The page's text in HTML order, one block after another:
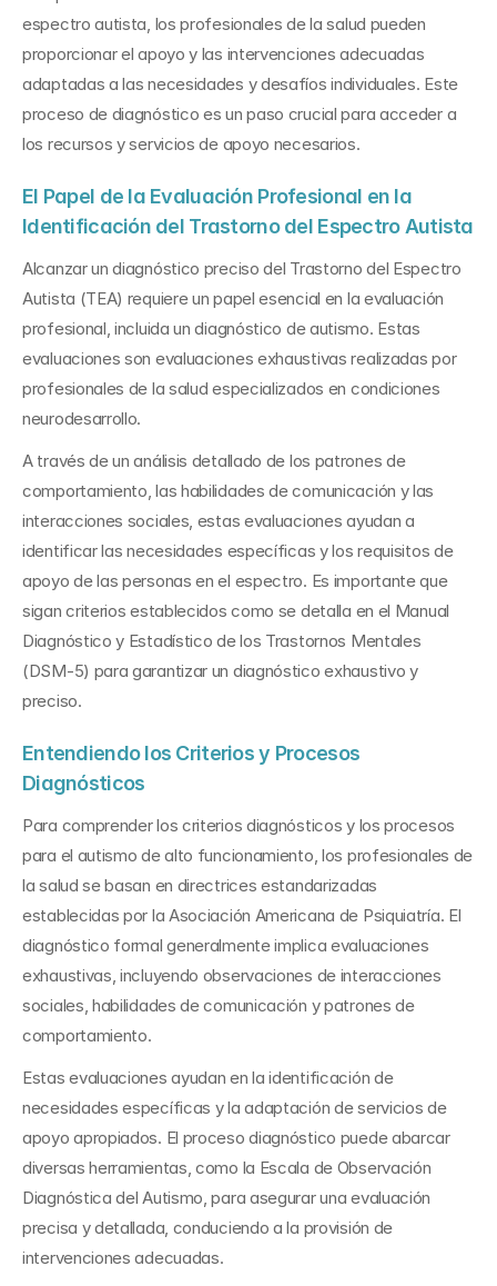
espectro autista, los profesionales de la salud pueden
proporcionar el apoyo y las intervenciones adecuadas
adaptadas a las necesidades y desafíos individuales. Este
proceso de diagnóstico es un paso crucial para acceder a
los recursos y servicios de apoyo necesarios.
El Papel de la Evaluación Profesional en la
Identificación del Trastorno del Espectro Autista
Alcanzar un diagnóstico preciso del Trastorno del Espectro
Autista (TEA) requiere un papel esencial en la evaluación
profesional, incluida un diagnóstico de autismo. Estas
evaluaciones son evaluaciones exhaustivas realizadas por
profesionales de la salud especializados en condiciones
neurodesarrollo.
A través de un análisis detallado de los patrones de
comportamiento, las habilidades de comunicación y las
interacciones sociales, estas evaluaciones ayudan a
identificar las necesidades específicas y los requisitos de
apoyo de las personas en el espectro. Es importante que
sigan criterios establecidos como se detalla en el Manual
Diagnóstico y Estadístico de los Trastornos Mentales
(DSM-5) para garantizar un diagnóstico exhaustivo y
preciso.
Entendiendo los Criterios y Procesos
Diagnósticos
Para comprender los criterios diagnósticos y los procesos
para el autismo de alto funcionamiento, los profesionales de
la salud se basan en directrices estandarizadas
establecidas por la Asociación Americana de Psiquiatría. El
diagnóstico formal generalmente implica evaluaciones
exhaustivas, incluyendo observaciones de interacciones
sociales, habilidades de comunicación y patrones de
comportamiento.
Estas evaluaciones ayudan en la identificación de
necesidades específicas y la adaptación de servicios de
apoyo apropiados. El proceso diagnóstico puede abarcar
diversas herramientas, como la Escala de Observación
Diagnóstica del Autismo, para asegurar una evaluación
precisa y detallada, conduciendo a la provisión de
intervenciones adecuadas.